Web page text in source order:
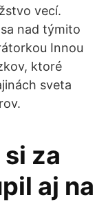
vecí.
nad týmito
Innou
ktoré
sveta
za
aj na